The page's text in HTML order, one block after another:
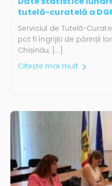
tutelă-curatelă a
Serviciul de Tutelă-
pot fi îngrijiți de părinții
Chișinău, […]
Citește mai mult